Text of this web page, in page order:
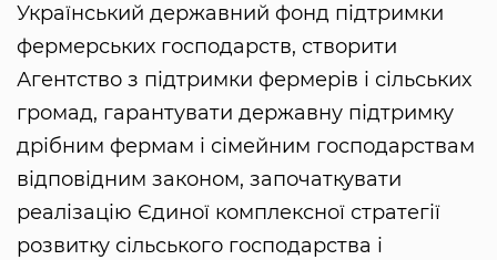
Український державний фонд підтримки
фермерських господарств, створити
Агентство з підтримки фермерів і сільських
громад, гарантувати державну підтримку
дрібним фермам і сімейним господарствам
відповідним законом, започаткувати
реалізацію Єдиної комплексної стратегії
розвитку сільського господарства і